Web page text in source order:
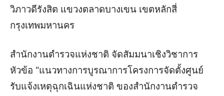
วิภาวดีรังสิต แขวงตลาดบางเขน เขตหลักสี่
กรุงเทพมหานคร
สำนักงานตำรวจแห่งชาติ จัดสัมมนาเชิงวิชาการ
หัวข้อ “แนวทางการบูรณาการโครงการจัดตั้งศูนย์
รับแจ้งเหตุฉุกเฉินแห่งชาติ ของสำนักงานตำรวจ